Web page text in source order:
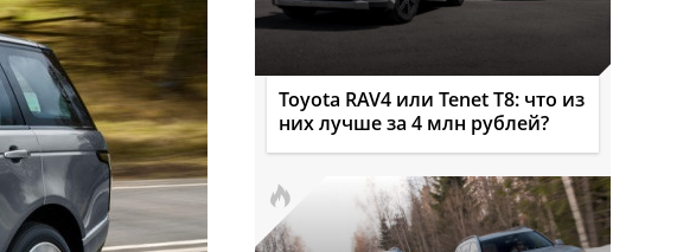
Toyota RAV4 или Tenet T8: что из
них лучше за 4 млн рублей?